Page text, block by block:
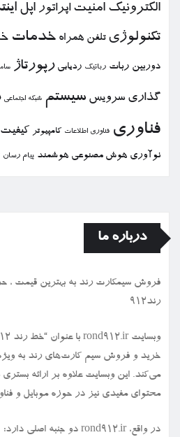
الكترونیك امنیت اپراتور اپل
تكنولوژی تلفن همراه خدمات
دوربین ربات رباتیك ردیابی رپورتاژ
گذاری سرویس سیستم شبكه اجتماعی
فناوری فناوری اطلاعات كامپیوتر كیفیت
نوآوری هوش مصنوعی هوشمند پیام رسان
درباره ما
فروش سیمكارت رند به بهترین قیمت ،
رند912
می‌کند. این وبسایت علاوه بر ارائه
محتوای مفیدی نیز در حوزه موبایل و
در واقع، rond912.ir دو جنبه اصلی دارد: